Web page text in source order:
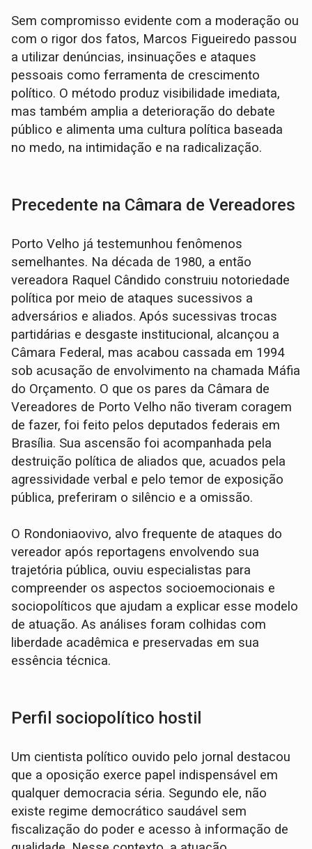
Sem compromisso evidente com a moderação ou
com o rigor dos fatos, Marcos Figueiredo passou
a utilizar denúncias, insinuações e ataques
pessoais como ferramenta de crescimento
político. O método produz visibilidade imediata,
mas também amplia a deterioração do debate
público e alimenta uma cultura política baseada
no medo, na intimidação e na radicalização.
Precedente na Câmara de Vereadores
Porto Velho já testemunhou fenômenos
semelhantes. Na década de 1980, a então
vereadora Raquel Cândido construiu notoriedade
política por meio de ataques sucessivos a
adversários e aliados. Após sucessivas trocas
partidárias e desgaste institucional, alcançou a
Câmara Federal, mas acabou cassada em 1994
sob acusação de envolvimento na chamada Máfia
do Orçamento. O que os pares da Câmara de
Vereadores de Porto Velho não tiveram coragem
de fazer, foi feito pelos deputados federais em
Brasília. Sua ascensão foi acompanhada pela
destruição política de aliados que, acuados pela
agressividade verbal e pelo temor de exposição
pública, preferiram o silêncio e a omissão.
O Rondoniaovivo, alvo frequente de ataques do
vereador após reportagens envolvendo sua
trajetória pública, ouviu especialistas para
compreender os aspectos socioemocionais e
sociopolíticos que ajudam a explicar esse modelo
de atuação. As análises foram colhidas com
liberdade acadêmica e preservadas em sua
essência técnica.
Perfil sociopolítico hostil
Um cientista político ouvido pelo jornal destacou
que a oposição exerce papel indispensável em
qualquer democracia séria. Segundo ele, não
existe regime democrático saudável sem
fiscalização do poder e acesso à informação de